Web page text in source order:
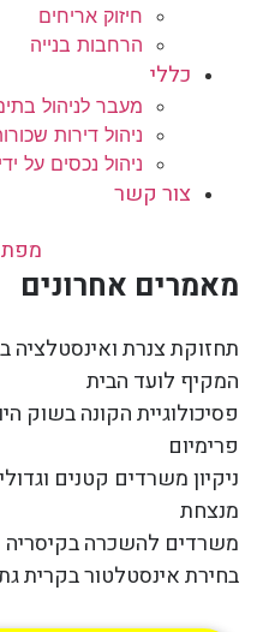
חיזוק אריחים
הרחבות בנייה
כללי
מעבר לניהול
ניהול דירות
ניהול נכסים על
צור קשר
מאמרים אחרונים
תחזוקת צנרת ואינסטלציה
המקיף לועד הבית
פסיכולוגיית הקונה בשוק
פרימיום
ניקיון משרדים קטנים
מנצחת
משרדים להשכרה בקיסריה
בחירת אינסטלטור בקרית גת: 6 דברים שלא כדאי